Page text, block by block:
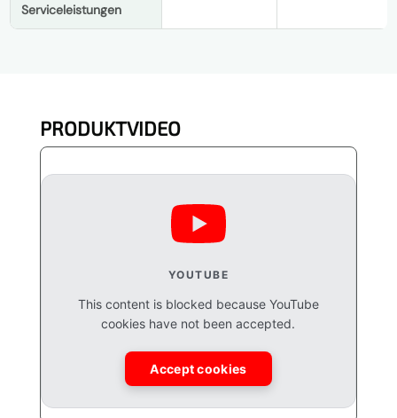
Serviceleistungen
PRODUKTVIDEO
YOUTUBE
This content is blocked because YouTube
cookies have not been accepted.
Accept cookies